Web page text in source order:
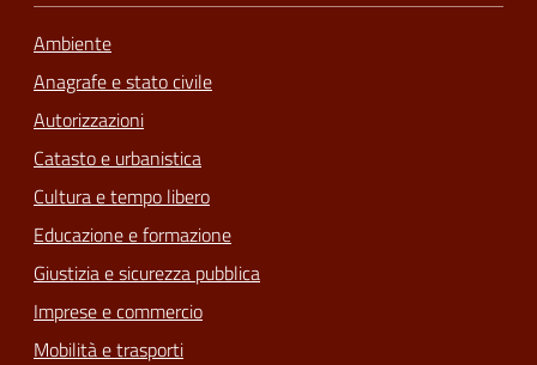
Ambiente
Anagrafe e stato civile
Autorizzazioni
Catasto e urbanistica
Cultura e tempo libero
Educazione e formazione
Giustizia e sicurezza pubblica
Imprese e commercio
Mobilità e trasporti